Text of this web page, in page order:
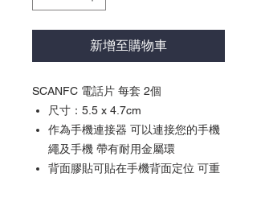
新增至購物車
SCANFC 電話片 每套 2個
尺寸：5.5 x 4.7cm
作為手機連接器 可以連接您的手機
繩及手機 帶有耐用金屬環
背面膠貼可貼在手機背面定位 可重